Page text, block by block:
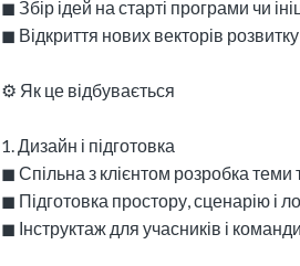
◼︎ Збір ідей на старті програми чи
◼︎ Відкриття нових векторів розвитку
⚙️ Як це відбувається
1. Дизайн і підготовка
◼︎ Спільна з клієнтом розробка
◼︎ Підготовка простору, сценарію і
◼︎ Інструктаж для учасників і команди